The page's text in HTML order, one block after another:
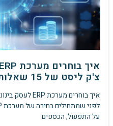
צ'ק ליסט של 15 שאלות לפני שמתחילים
על התפעול, הכספים